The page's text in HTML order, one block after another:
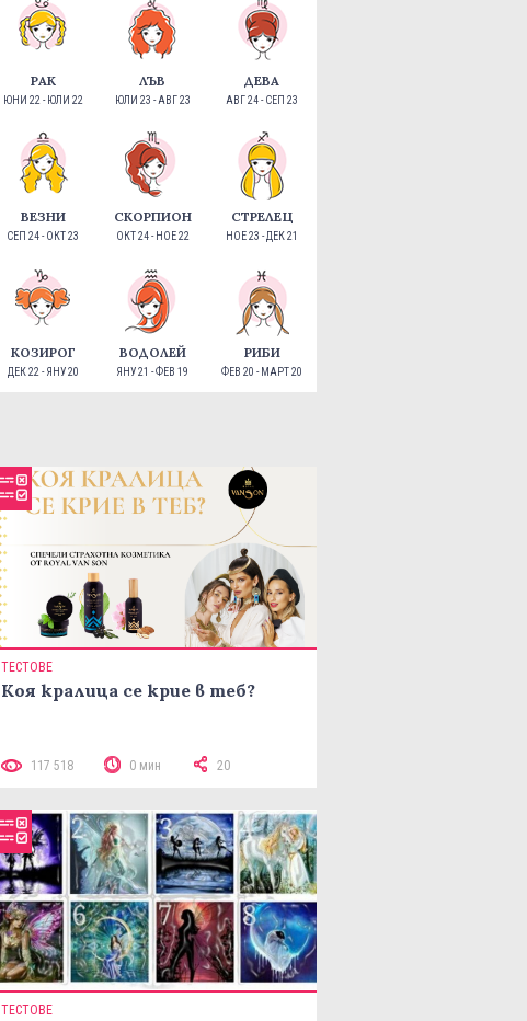
РАК
ЮНИ 22 - ЮЛИ 22
ЛЪВ
ЮЛИ 23 - АВГ 23
ДЕВА
АВГ 24 - СЕП 23
ВЕЗНИ
СЕП 24 - ОКТ 23
СКОРПИОН
ОКТ 24 - НОЕ 22
СТРЕЛЕЦ
НОЕ 23 - ДЕК 21
КОЗИРОГ
ДЕК 22 - ЯНУ 20
ВОДОЛЕЙ
ЯНУ 21 - ФЕВ 19
РИБИ
ФЕВ 20 - МАРТ 20
ТЕСТОВЕ
Коя кралица се крие в теб?
117 518 0 мин 20
ТЕСТОВЕ